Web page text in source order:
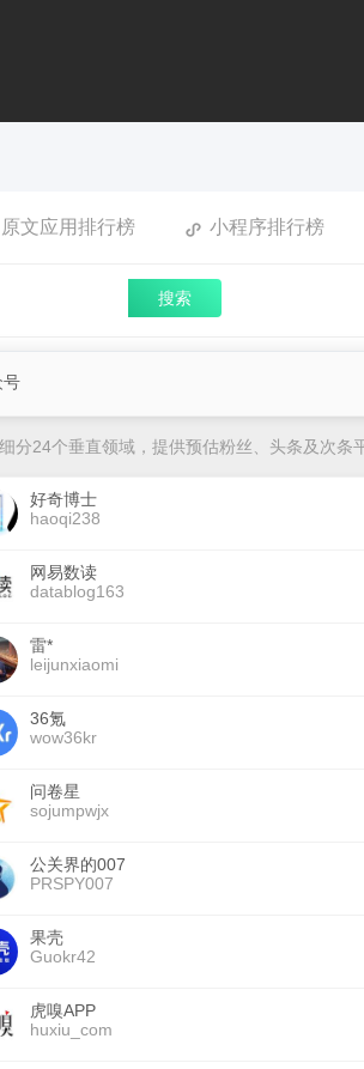
原文应用排行榜 小程序排行榜
搜索
号
分24个垂直领域，提供预估粉丝、头条及次条
好奇博士
haoqi238
网易数读
datablog163
雷*
leijunxiaomi
36氪
wow36kr
问卷星
sojumpwjx
公关界的007
PRSPY007
果壳
Guokr42
虎嗅APP
huxiu_com